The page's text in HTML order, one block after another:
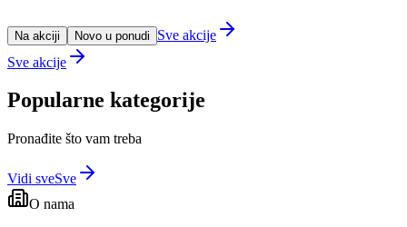
Na akciji Novo u ponudi
Sve akcije
Sve akcije
Popularne kategorije
Pronađite što vam treba
Vidi sveSve
O nama